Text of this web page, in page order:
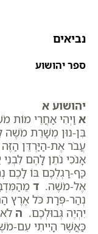
נביאים
ספר יהושוע
יהושוע א
א וַיְהִי אַחֲרֵי מוֹת
בִּן-נוּן מְשָׁרֵת מֹשֶׁה
עֲבֹר אֶת-הַיַּרְדֵּן
אָנֹכִי נֹתֵן לָהֶם
כַּף-רַגְלְכֶם בּוֹ לָכֶם
אֶל-מֹשֶׁה. ד
נְהַר-פְּרָת כֹּל אֶרֶץ
יִהְיֶה גְּבוּלְכֶם. ה
כַּאֲשֶׁר הָיִיתִי עִם-